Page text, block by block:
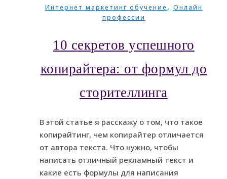
Интернет маркетинг обучение , Онлайн
профессии
10 секретов успешного
копирайтера: от формул до
сторителлинга
В этой статье я расскажу о том, что такое
копирайтинг, чем копирайтер отличается
от автора текста. Что нужно, чтобы
написать отличный рекламный текст и
какие есть формулы для написания